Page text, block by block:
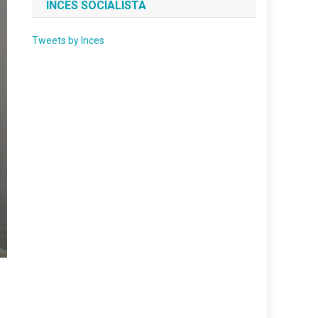
INCES SOCIALISTA
Tweets by Inces